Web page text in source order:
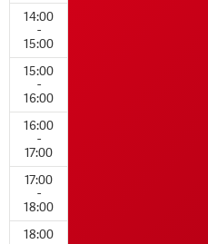
14:00
-
15:00
15:00
-
16:00
16:00
-
17:00
17:00
-
18:00
18:00